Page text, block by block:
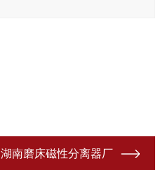
湖南磨床磁性分离器厂